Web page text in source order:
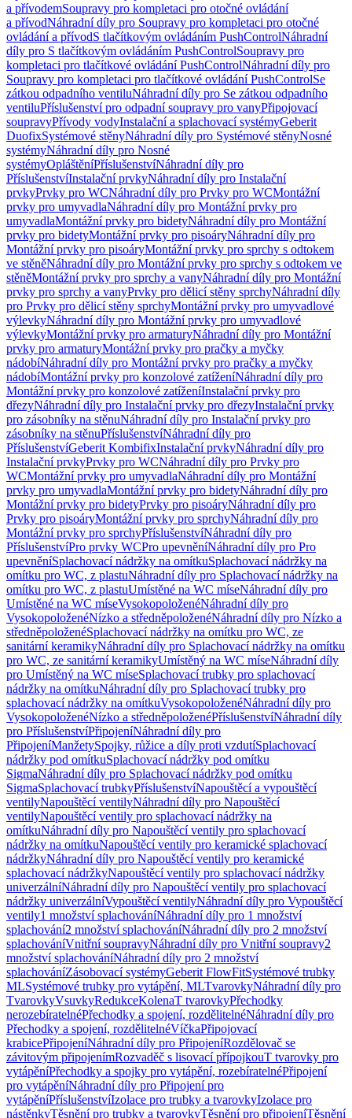
a přívodemSoupravy pro kompletaci pro otočné ovládání
a přívodNáhradní díly pro Soupravy pro kompletaci pro otočné
ovládání a přívodS tlačítkovým ovládáním PushControlNáhradní
díly pro S tlačítkovým ovládáním PushControlSoupravy pro
kompletaci pro tlačítkové ovládání PushControlNáhradní díly pro
Soupravy pro kompletaci pro tlačítkové ovládání PushControlSe
zátkou odpadního ventiluNáhradní díly pro Se zátkou odpadního
ventiluPříslušenství pro odpadní soupravy pro vanyPřipojovací
soupravyPřívody vodyInstalační a splachovací systémyGeberit
DuofixSystémové stěnyNáhradní díly pro Systémové stěnyNosné
systémyNáhradní díly pro Nosné
systémyOpláštěníPříslušenstvíNáhradní díly pro
PříslušenstvíInstalační prvkyNáhradní díly pro Instalační
prvkyPrvky pro WCNáhradní díly pro Prvky pro WCMontážní
prvky pro umyvadlaNáhradní díly pro Montážní prvky pro
umyvadlaMontážní prvky pro bidetyNáhradní díly pro Montážní
prvky pro bidetyMontážní prvky pro pisoáryNáhradní díly pro
Montážní prvky pro pisoáryMontážní prvky pro sprchy s odtokem
ve stěněNáhradní díly pro Montážní prvky pro sprchy s odtokem ve
stěněMontážní prvky pro sprchy a vanyNáhradní díly pro Montážní
prvky pro sprchy a vanyPrvky pro dělicí stěny sprchyNáhradní díly
pro Prvky pro dělicí stěny sprchyMontážní prvky pro umyvadlové
výlevkyNáhradní díly pro Montážní prvky pro umyvadlové
výlevkyMontážní prvky pro armaturyNáhradní díly pro Montážní
prvky pro armaturyMontážní prvky pro pračky a myčky
nádobíNáhradní díly pro Montážní prvky pro pračky a myčky
nádobíMontážní prvky pro konzolové zatíženíNáhradní díly pro
Montážní prvky pro konzolové zatíženíInstalační prvky pro
dřezyNáhradní díly pro Instalační prvky pro dřezyInstalační prvky
pro zásobníky na stěnuNáhradní díly pro Instalační prvky pro
zásobníky na stěnuPříslušenstvíNáhradní díly pro
PříslušenstvíGeberit KombifixInstalační prvkyNáhradní díly pro
Instalační prvkyPrvky pro WCNáhradní díly pro Prvky pro
WCMontážní prvky pro umyvadlaNáhradní díly pro Montážní
prvky pro umyvadlaMontážní prvky pro bidetyNáhradní díly pro
Montážní prvky pro bidetyPrvky pro pisoáryNáhradní díly pro
Prvky pro pisoáryMontážní prvky pro sprchyNáhradní díly pro
Montážní prvky pro sprchyPříslušenstvíNáhradní díly pro
PříslušenstvíPro prvky WCPro upevněníNáhradní díly pro Pro
upevněníSplachovací nádržky na omítkuSplachovací nádržky na
omítku pro WC, z plastuNáhradní díly pro Splachovací nádržky na
omítku pro WC, z plastuUmístěné na WC míseNáhradní díly pro
Umístěné na WC míseVysokopoloženéNáhradní díly pro
VysokopoloženéNízko a středněpoloženéNáhradní díly pro Nízko a
středněpoloženéSplachovací nádržky na omítku pro WC, ze
sanitární keramikyNáhradní díly pro Splachovací nádržky na omítku
pro WC, ze sanitární keramikyUmístěný na WC míseNáhradní díly
pro Umístěný na WC míseSplachovací trubky pro splachovací
nádržky na omítkuNáhradní díly pro Splachovací trubky pro
splachovací nádržky na omítkuVysokopoloženéNáhradní díly pro
VysokopoloženéNízko a středněpoloženéPříslušenstvíNáhradní díly
pro PříslušenstvíPřipojeníNáhradní díly pro
PřipojeníManžetySpojky, růžice a díly proti vzdutíSplachovací
nádržky pod omítkuSplachovací nádržky pod omítku
SigmaNáhradní díly pro Splachovací nádržky pod omítku
SigmaSplachovací trubkyPříslušenstvíNapouštěcí a vypouštěcí
ventilyNapouštěcí ventilyNáhradní díly pro Napouštěcí
ventilyNapouštěcí ventily pro splachovací nádržky na
omítkuNáhradní díly pro Napouštěcí ventily pro splachovací
nádržky na omítkuNapouštěcí ventily pro keramické splachovací
nádržkyNáhradní díly pro Napouštěcí ventily pro keramické
splachovací nádržkyNapouštěcí ventily pro splachovací nádržky
univerzálníNáhradní díly pro Napouštěcí ventily pro splachovací
nádržky univerzálníVypouštěcí ventilyNáhradní díly pro Vypouštěcí
ventily1 množství splachováníNáhradní díly pro 1 množství
splachování2 množství splachováníNáhradní díly pro 2 množství
splachováníVnitřní soupravyNáhradní díly pro Vnitřní soupravy2
množství splachováníNáhradní díly pro 2 množství
splachováníZásobovací systémyGeberit FlowFitSystémové trubky
MLSystémové trubky pro vytápění, MLTvarovkyNáhradní díly pro
TvarovkyVsuvkyRedukceKolenaT tvarovkyPřechodky
nerozebíratelnéPřechodky a spojení, rozdělitelnéNáhradní díly pro
Přechodky a spojení, rozdělitelnéVíčkaPřipojovací
krabicePřipojeníNáhradní díly pro PřipojeníRozdělovač se
závitovým připojenímRozvaděč s lisovací přípojkouT tvarovky pro
vytápěníPřechodky a spojky pro vytápění, rozebíratelnéPřipojení
pro vytápěníNáhradní díly pro Připojení pro
vytápěníPříslušenstvíIzolace pro trubky a tvarovkyIzolace pro
nástěnkyTěsnění pro trubky a tvarovkyTěsnění pro připojeníTěsnění